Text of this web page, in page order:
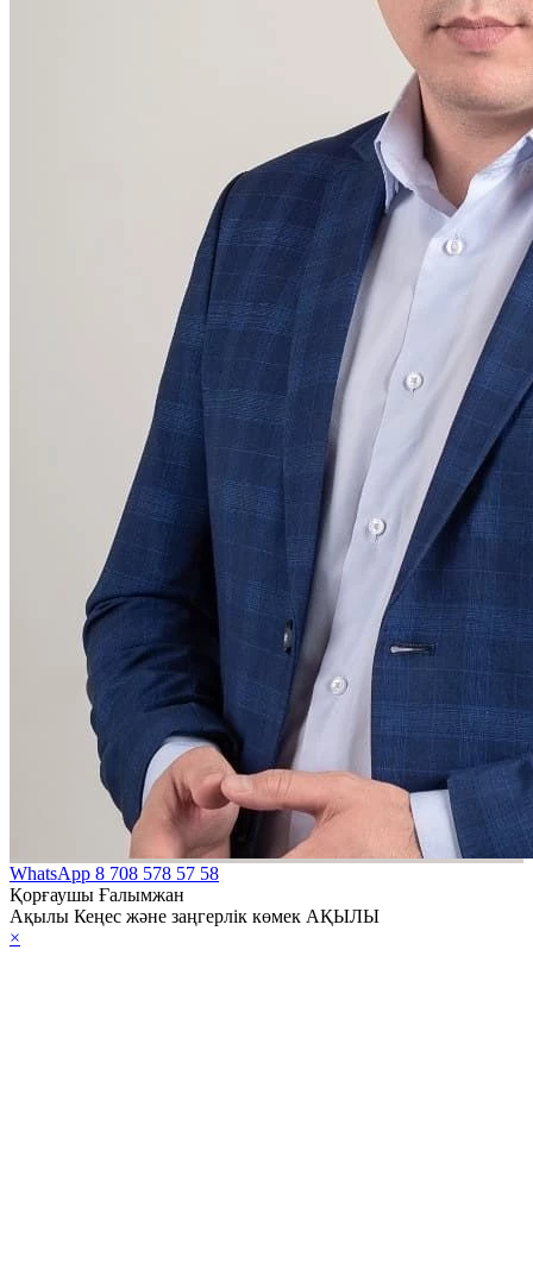
WhatsApp 8 708 578 57 58
Қорғаушы Ғалымжан
Ақылы Кеңес және заңгерлік көмек АҚЫЛЫ
×